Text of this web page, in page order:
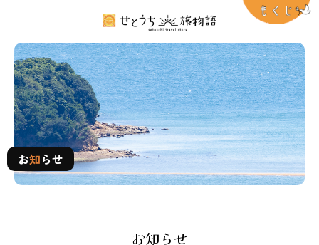
お知らせ
お知らせ
お知らせ